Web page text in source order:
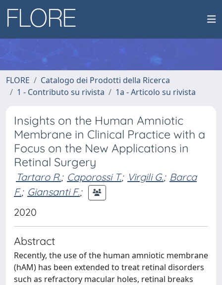
FLORE
Catalogo dei Prodotti della Ricerca
1 - Contributo su rivista
1a - Articolo su rivista
Insights on the Human Amniotic
Membrane in Clinical Practice with a
Focus on the New Applications in
Retinal Surgery
Tartaro R.; Caporossi T.; Virgili G.; Barca
F.; Giansanti F.;
2020
Abstract
Recently, the use of the human amniotic membrane
(hAM) has been extended to treat retinal disorders
such as refractory macular holes, retinal breaks